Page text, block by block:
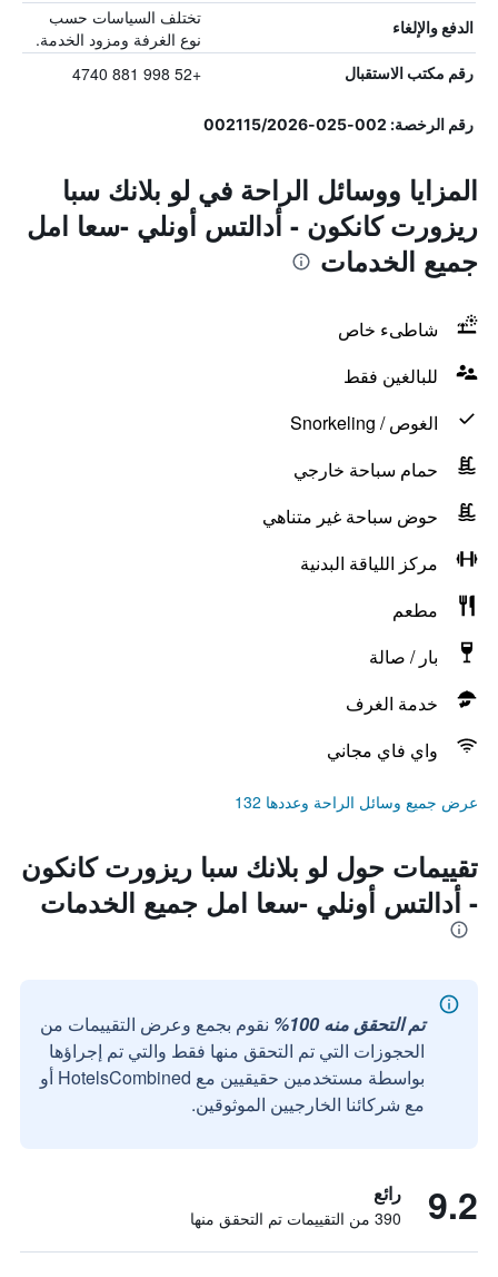
الدفع والإلغاء
تختلف السياسات حسب
نوع الغرفة ومزود الخدمة.
رقم مكتب الاستقبال +52 998 881 4740
رقم الرخصة: 002-025-002115/2026
المزايا ووسائل الراحة في لو بلانك سبا
ريزورت كانكون - أدالتس أونلي -سعا امل
جميع الخدمات
شاطىء خاص
للبالغين فقط
الغوص / Snorkeling
حمام سباحة خارجي
حوض سباحة غير متناهي
مركز اللياقة البدنية
مطعم
بار / صالة
خدمة الغرف
واي فاي مجاني
عرض جميع وسائل الراحة وعددها 132
تقييمات حول لو بلانك سبا ريزورت كانكون
- أدالتس أونلي -سعا امل جميع الخدمات
تم التحقق منه 100%
نقوم بجمع وعرض التقييمات من
الحجوزات التي تم التحقق منها فقط والتي تم إجراؤها
بواسطة مستخدمين حقيقيين مع HotelsCombined أو
مع شركائنا الخارجيين الموثوقين.
9.2 رائع
390 من التقييمات تم التحقق منها